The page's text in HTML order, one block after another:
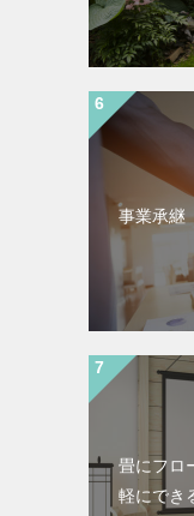
事業承継
畳にフロ
軽にでき